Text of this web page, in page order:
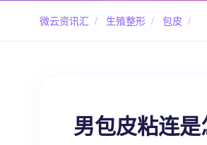
微云资讯汇 / 生殖整形 / 包皮 /
男包皮粘连